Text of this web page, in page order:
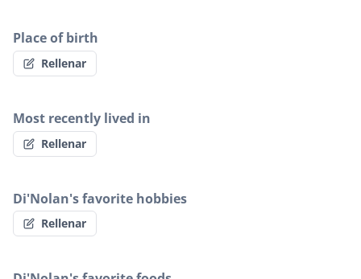
Place of birth
Rellenar
Most recently lived in
Rellenar
Di'Nolan's favorite hobbies
Rellenar